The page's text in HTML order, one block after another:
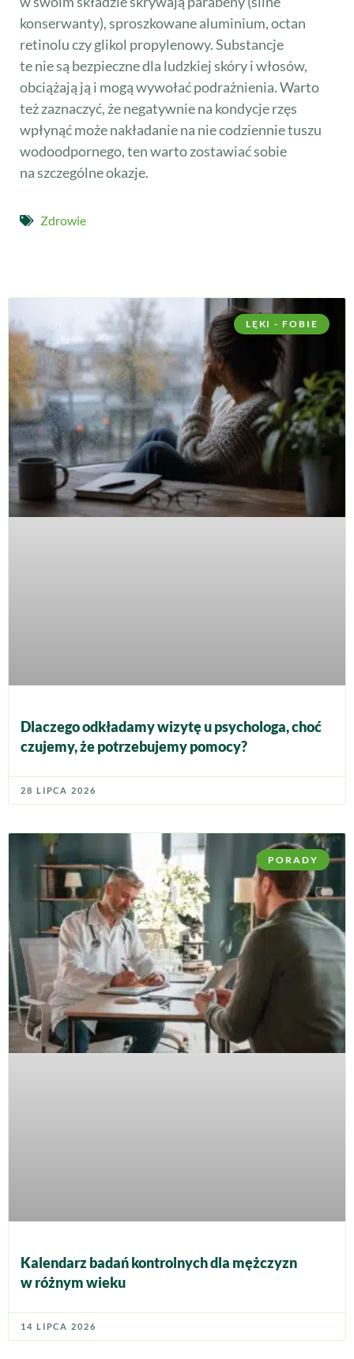
konserwanty), sproszkowane aluminium, octan
retinolu czy glikol propylenowy. Substancje
te nie są bezpieczne dla ludzkiej skóry i włosów,
obciążają ją i mogą wywołać podrażnienia. Warto
też zaznaczyć, że negatywnie na kondycje rzęs
wpłynąć może nakładanie na nie codziennie tuszu
wodoodpornego, ten warto zostawiać sobie
na szczególne okazje.
Zdrowie
LĘKI - FOBIE
Dlaczego odkładamy wizytę u psychologa, choć
czujemy, że potrzebujemy pomocy?
28 LIPCA 2026
PORADY
Kalendarz badań kontrolnych dla mężczyzn
w różnym wieku
14 LIPCA 2026